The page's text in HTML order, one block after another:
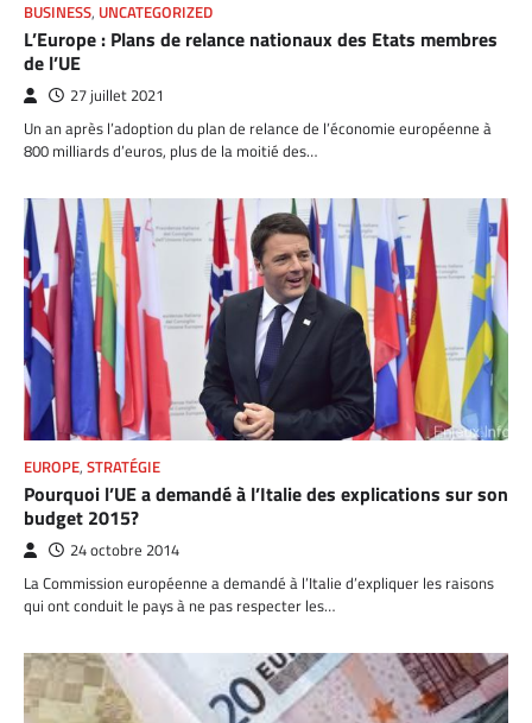
BUSINESS, UNCATEGORIZED
L’Europe : Plans de relance nationaux des Etats membres
de l’UE
27 juillet 2021
Un an après l’adoption du plan de relance de l’économie européenne à
800 milliards d’euros, plus de la moitié des…
EUROPE, STRATÉGIE
Pourquoi l’UE a demandé à l’Italie des explications sur son
budget 2015?
24 octobre 2014
La Commission européenne a demandé à l’Italie d’expliquer les raisons
qui ont conduit le pays à ne pas respecter les…